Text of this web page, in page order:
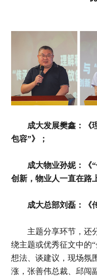
成大发展樊鑫：《
包容”》；
成大物业孙妮：
创新，物业人一直在路
成大总部刘磊：《
主题分享环节，还
绕主题或优秀征文中的
想法、谈建议，现场氛
涨，张善伟总裁、邱闯